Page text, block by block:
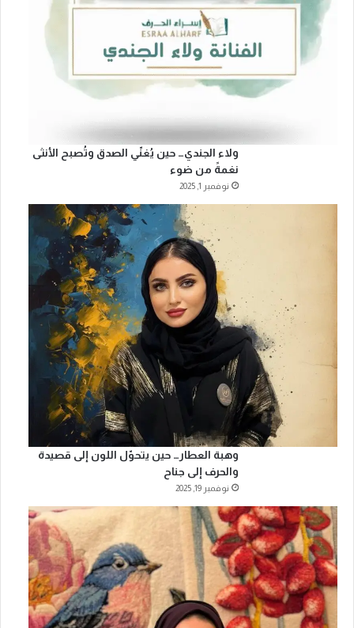
ولاء الجندي… حين يُغنّي الصدق وتُصبح الأنثى
نغمةً من ضوء
نوفمبر 1, 2025
وهبة العطار… حين يتحوّل اللون إلى قصيدة
والحرف إلى جناح
نوفمبر 19, 2025